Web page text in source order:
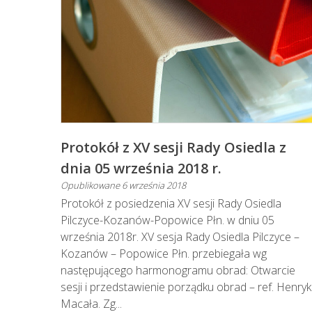
Protokół z XV sesji Rady Osiedla z
dnia 05 września 2018 r.
Opublikowane6 września 2018
Protokół z posiedzenia XV sesji Rady Osiedla
Pilczyce-Kozanów-Popowice Płn. w dniu 05
września 2018r. XV sesja Rady Osiedla Pilczyce –
Kozanów – Popowice Płn. przebiegała wg
następującego harmonogramu obrad: Otwarcie
sesji i przedstawienie porządku obrad – ref. Henryk
Macała. Zg...